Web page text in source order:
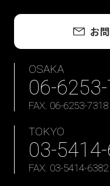
お
OSAKA
06-
FAX. 06-6253-7318
TOKYO
03-
FAX. 03-5414-6382